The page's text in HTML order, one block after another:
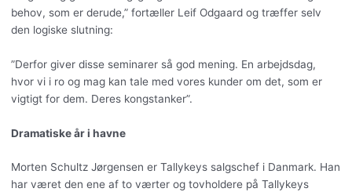
behov, som er derude,” fortæller Leif Odgaard og træffer selv
den logiske slutning:
”Derfor giver disse seminarer så god mening. En arbejdsdag,
hvor vi i ro og mag kan tale med vores kunder om det, som er
vigtigt for dem. Deres kongstanker”.
Dramatiske år i havne
Morten Schultz Jørgensen er Tallykeys salgschef i Danmark. Han
har været den ene af to værter og tovholdere på Tallykeys